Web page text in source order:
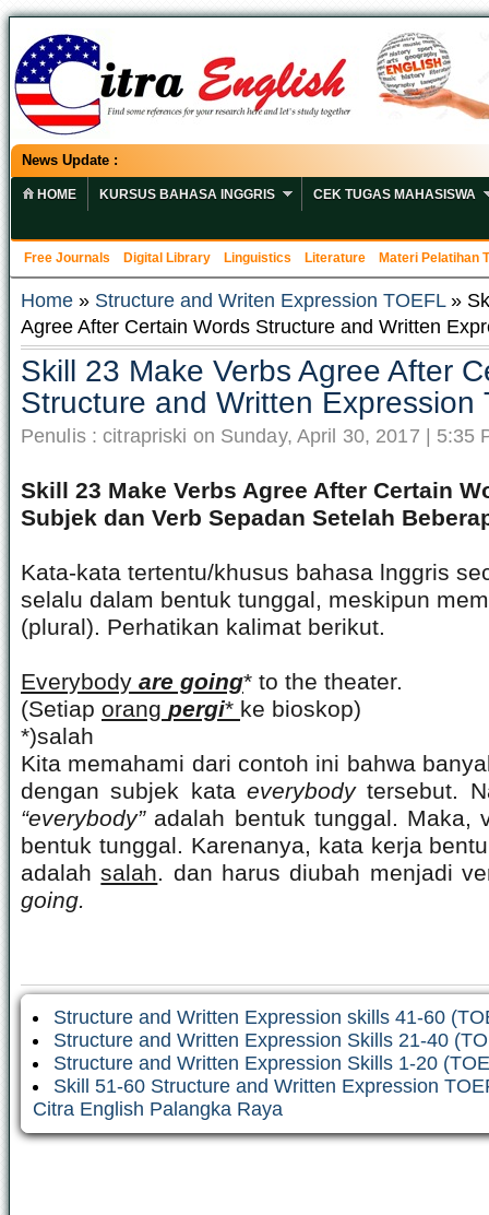
News Update :
HOME KURSUS BAHASA INGGRIS CEK TUGAS MAHASISWA
Free Journals Digital Library Linguistics Literature Materi Pelatihan
Home » Structure and Writen Expression TOEFL»
Agree After Certain Words Structure and Written
Skill 23 Make Verbs Agree After
Structure and Written Expression
Penulis : citrapriski on Sunday, April 30, 2017 | 5:35
Skill 23 Make Verbs Agree After Certain
Subjek dan Verb Sepadan Setelah
Kata-kata tertentu/khusus bahasa lnggris
selalu dalam bentuk tunggal, meskipun
(plural). Perhatikan kalimat berikut.
Everybody are going* to the theater.
(Setiap orang pergi* ke bioskop)
*)salah
Kita memahami dari contoh ini bahwa
dengan subjek kata everybodytersebut.
“everybody” adalah bentuk tunggal. Maka,
bentuk tunggal. Karenanya, kata kerja
adalahsalah. dan harus diubah menjadi
going.
Structure and Written Expression skills 41-60
Structure and Written Expression Skills 21-40
Structure and Written Expression Skills 1-20
Skill 51-60 Structure and Written Expression
Citra English Palangka Raya